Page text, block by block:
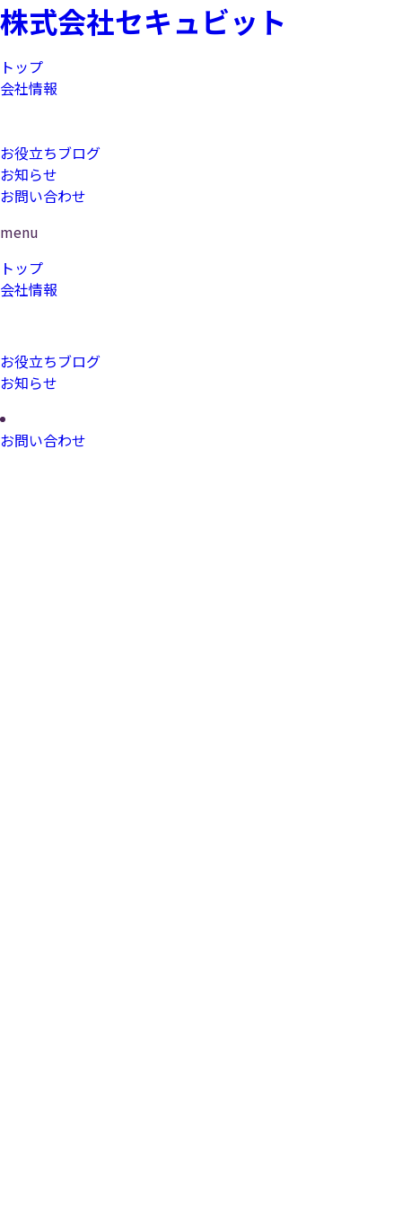
株式会社セキュビット
トップ
会社情報
お役立ちブログ
お知らせ
お問い合わせ
menu
トップ
会社情報
お役立ちブログ
お知らせ
お問い合わせ